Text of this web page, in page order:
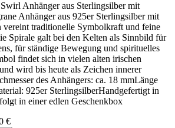
Anhänger aus Sterlingsilber mit
Anhänger aus 925er Sterlingsilber mit
vereint traditionelle Symbolkraft und feine
Spirale galt bei den Kelten als Sinnbild für
für ständige Bewegung und spirituelles
findet sich in vielen alten irischen
wird bis heute als Zeichen innerer
des Anhängers: ca. 18 mmLänge
925er SterlingsilberHandgefertigt in
in einer edlen Geschenkbox
€